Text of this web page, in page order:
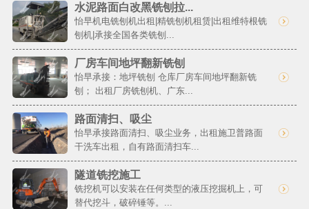
水泥路面白改黑铣刨拉...
怡早机电铣刨机出租|精铣刨机租赁|出租维特根铣
刨机|承接全国各类铣刨...
厂房车间地坪翻新铣刨
怡早承接：地坪铣刨 仓库厂房车间地坪翻新铣
刨； 出租厂房铣刨机、广东...
路面清扫、吸尘
怡早承接路面清扫、吸尘业务，出租施卫普路面
干洗车出租，自有路面清扫车...
隧道铣挖施工
铣挖机可以安装在任何类型的液压挖掘机上，可
替代挖斗，破碎锤等。...